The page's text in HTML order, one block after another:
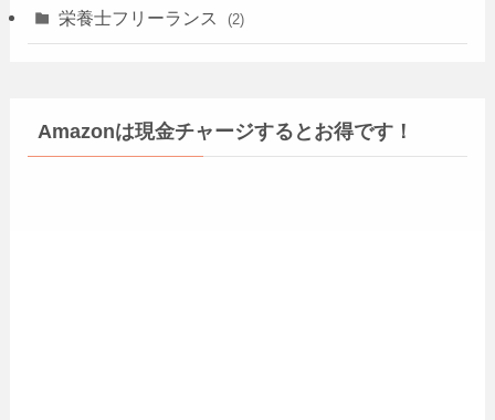
栄養士フリーランス (2)
Amazonは現金チャージするとお得です！